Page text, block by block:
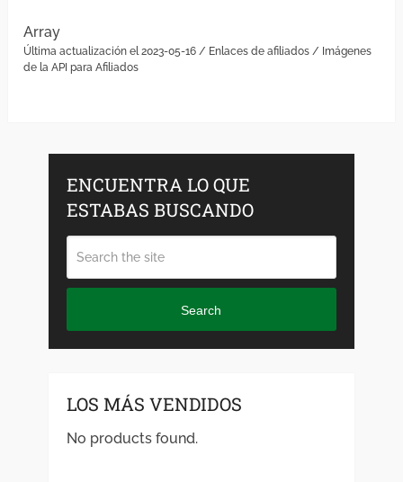
Array
Última actualización el 2023-05-16 / Enlaces de afiliados / Imágenes
de la API para Afiliados
ENCUENTRA LO QUE
ESTABAS BUSCANDO
Search
LOS MÁS VENDIDOS
No products found.